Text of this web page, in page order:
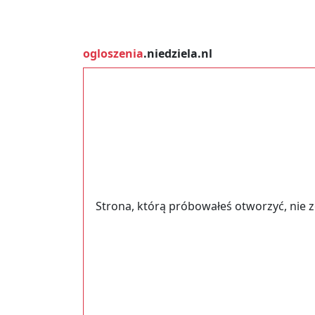
ogloszenia.niedziela.nl
Strona, którą próbowałeś otworzyć, nie